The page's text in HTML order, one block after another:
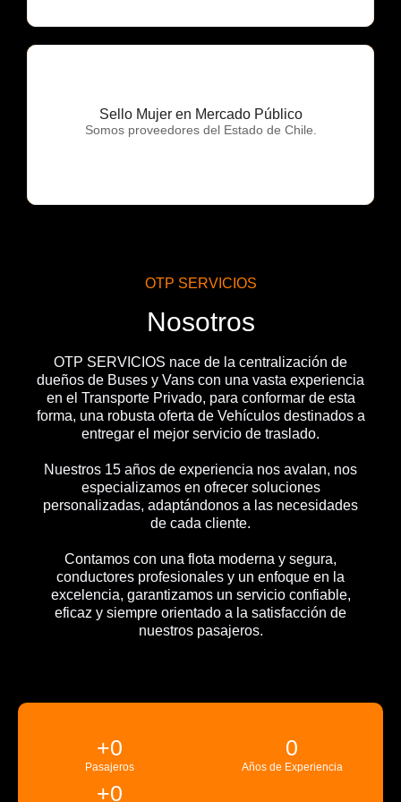
Sello Mujer en Mercado Público
Somos proveedores del Estado de Chile.
OTP Servicios
OTP SERVICIOS
Nosotros
OTP SERVICIOS nace de la centralización de
dueños de Buses y Vans con una vasta experiencia
en el Transporte Privado, para conformar de esta
forma, una robusta oferta de Vehículos destinados a
entregar el mejor servicio de traslado.
Nuestros 15 años de experiencia nos avalan, nos
especializamos en ofrecer soluciones
personalizadas, adaptándonos a las necesidades
de cada cliente.
Contamos con una flota moderna y segura,
conductores profesionales y un enfoque en la
excelencia, garantizamos un servicio confiable,
eficaz y siempre orientado a la satisfacción de
nuestros pasajeros.
Pasajeros
+0
Años de Experiencia
0
+0